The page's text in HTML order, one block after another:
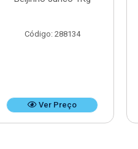
Código: 288134
Ver Preço